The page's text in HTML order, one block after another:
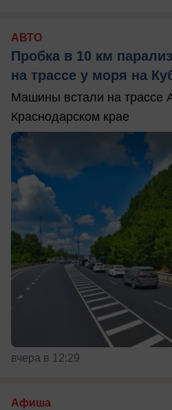
АВТО
Пробка в 10 км
на трассе у моря на
Машины встали на трассе
Краснодарском крае
вчера в 12:29
Афиша